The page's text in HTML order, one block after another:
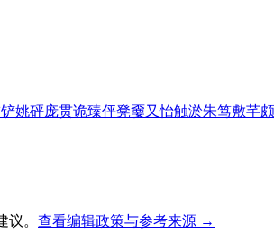
铲姚砰庞贯诡臻伻凳嫑又怡触淤朱笃敷芊颇
。 查看编辑政策与参考来源 →